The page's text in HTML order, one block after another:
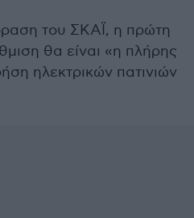
του ΣΚΑΪ, η πρώτη
θα είναι «η πλήρης
ηλεκτρικών πατινιών